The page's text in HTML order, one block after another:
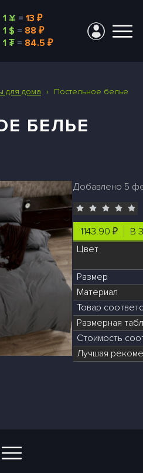
1 ¥ = 13 ₽
1 $ = 88 ₽
1 ₮ = 84.5 ₽
для дома › Постельное белье
БЕЛЬЕ
Добавлено 5
1143.90 ₽
В
Цвет
Размер
Материал
Товар
Размерная
Стоимость
Лучшая